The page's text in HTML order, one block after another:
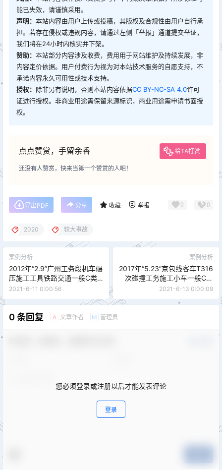
能已失效，请谨慎采用。
声明： 本站内容由用户上传或投稿，其版权及合规性由用户自行承
担。若存在侵权或违规内容，请通过左侧「举报」通道提交举证，
我们将在24小时内核实并下架。
赞助： 本站部分内容涉及收费，费用用于网站维护及持续发展，非
内容定价依据。用户付费行为视为对本站技术服务的自愿支持，不
承诺内容永久可用性或技术支持。
授权： 除非另有说明，否则本站内容依据CC BY-NC-SA 4.0许可
证进行授权。非商业用途需保留来源标识，商业用途需申请书面授
权。
点点赞赏，手留余香 给TA打赏
还没有人赞赏，快来当第一个赞赏的人吧！
导出PDF 分享 收藏 举报 0 0
2020 较大事故
案例分析
2012年“2.9”广州工务段机车碾
压施工工具铁路交通一般C类
事故
2021-6-11 0:00:56
案例分析
2017年“5.23”京包线客车T316
次碰撞工务施工小车一般C类
事故分析
2021-6-13 0:00:09
0 条回复 A 文章作者 M 管理员
您必须登录或注册以后才能发表评论
登录